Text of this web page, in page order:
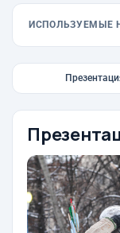
ИСПОЛЬЗУЕМЫЕ